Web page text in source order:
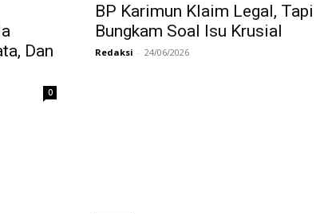
Dan
0
BP Karimun Klaim Legal, Tapi
Bungkam Soal Isu Krusial
Redaksi - 24/06/2026